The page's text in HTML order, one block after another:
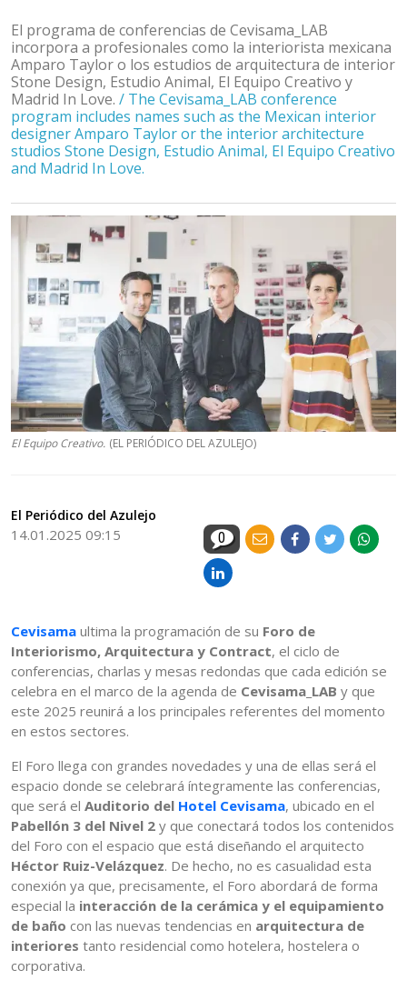
El programa de conferencias de Cevisama_LAB
incorpora a profesionales como la interiorista mexicana
Amparo Taylor o los estudios de arquitectura de interior
Stone Design, Estudio Animal, El Equipo Creativo y
Madrid In Love. / The Cevisama_LAB conference
program includes names such as the Mexican interior
designer Amparo Taylor or the interior architecture
studios Stone Design, Estudio Animal, El Equipo Creativo
and Madrid In Love.
El Equipo Creativo. (EL PERIÓDICO DEL AZULEJO)
El Periódico del Azulejo
14.01.2025 09:15 0
Cevisama ultima la programación de su Foro de
Interiorismo, Arquitectura y Contract, el ciclo de
conferencias, charlas y mesas redondas que cada edición se
celebra en el marco de la agenda de Cevisama_LAB y que
este 2025 reunirá a los principales referentes del momento
en estos sectores.
El Foro llega con grandes novedades y una de ellas será el
espacio donde se celebrará íntegramente las conferencias,
que será el Auditorio del Hotel Cevisama, ubicado en el
Pabellón 3 del Nivel 2 y que conectará todos los contenidos
del Foro con el espacio que está diseñando el arquitecto
Héctor Ruiz-Velázquez. De hecho, no es casualidad esta
conexión ya que, precisamente, el Foro abordará de forma
especial la interacción de la cerámica y el equipamiento
de baño con las nuevas tendencias en arquitectura de
interiores tanto residencial como hotelera, hostelera o
corporativa.